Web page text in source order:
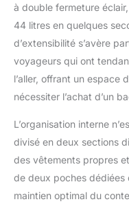
à double fermeture
44 litres en quelques
d’extensibilité s’avère
voyageurs qui ont
l’aller, offrant un espace
nécessiter l’achat d’un
L’organisation interne
divisé en deux sections
des vêtements propres
de deux poches dédiées
maintien optimal du